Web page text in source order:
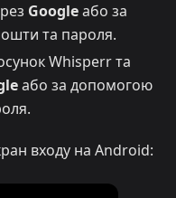
Googleабо за
та пароля.
Whisperr та
або за допомогою
входу на Android: